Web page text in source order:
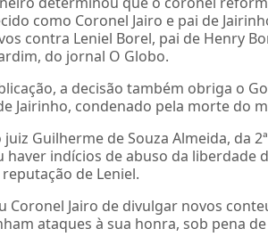
como Coronel Jairo e pai de
contra Leniel Borel, pai de Henry
do jornal O Globo.
a decisão também obriga o
Jairinho, condenado pela morte do
Guilherme de Souza Almeida, da
indícios de abuso da liberdade
de Leniel.
Coronel Jairo de divulgar novos
ataques à sua honra, sob pena